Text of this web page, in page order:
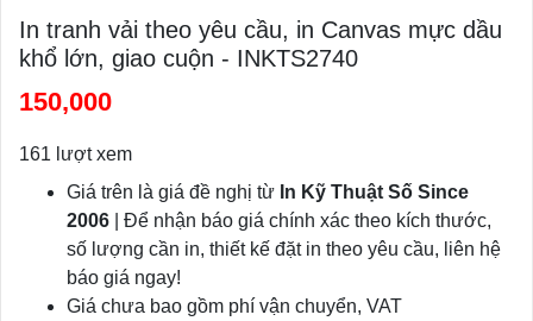
In tranh vải theo yêu cầu, in Canvas mực dầu
khổ lớn, giao cuộn - INKTS2740
150,000
161 lượt xem
Giá trên là giá đề nghị từ In Kỹ Thuật Số Since
2006 | Để nhận báo giá chính xác theo kích thước,
số lượng cần in, thiết kế đặt in theo yêu cầu, liên hệ
báo giá ngay!
Giá chưa bao gồm phí vận chuyển, VAT